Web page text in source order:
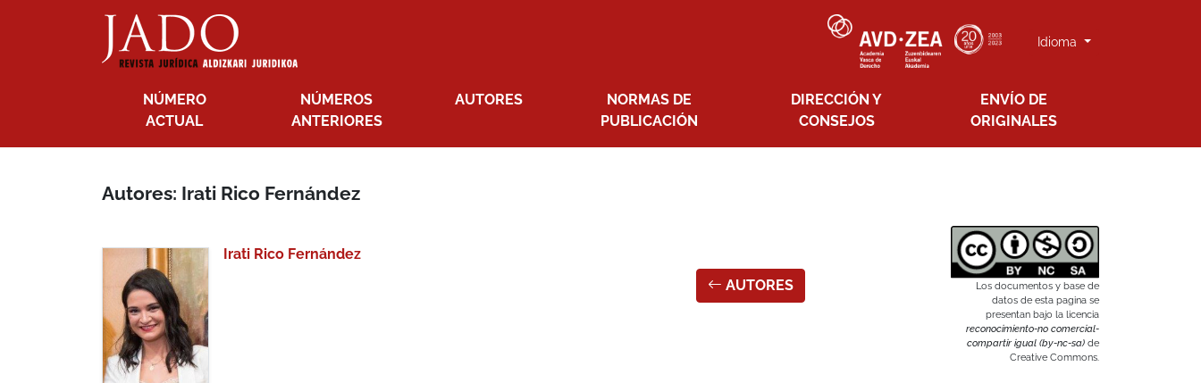
Idioma
NÚMERO
ACTUAL
NÚMEROS
ANTERIORES
AUTORES
NORMAS DE
PUBLICACIÓN
DIRECCIÓN Y
CONSEJOS
ENVÍO DE
ORIGINALES
Autores: Irati Rico Fernández
Irati Rico Fernández
AUTORES
Los documentos y base de
datos de esta pagina se
presentan bajo la licencia
reconocimiento-no comercial-
compartir igual (by-nc-sa) de
Creative Commons.